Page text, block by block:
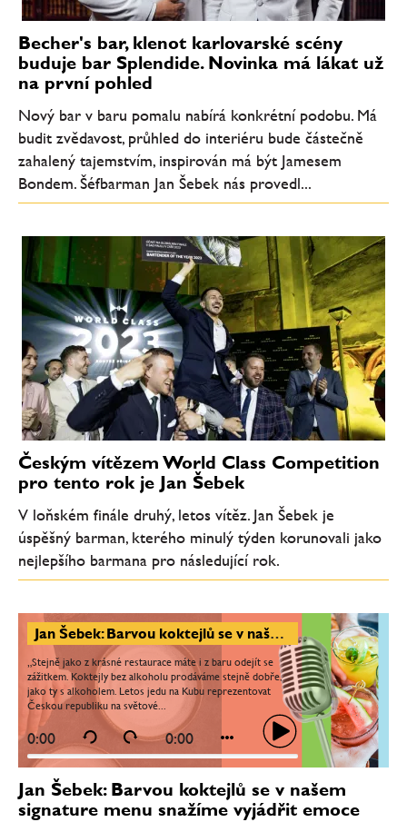
Becher's bar, klenot karlovarské scény
buduje bar Splendide. Novinka má lákat už
na první pohled
Nový bar v baru pomalu nabírá konkrétní podobu. Má
budit zvědavost, průhled do interiéru bude částečně
zahalený tajemstvím, inspirován má být Jamesem
Bondem. Šéfbarman Jan Šebek nás provedl...
Českým vítězem World Class Competition
pro tento rok je Jan Šebek
V loňském finále druhý, letos vítěz. Jan Šebek je
úspěšný barman, kterého minulý týden korunovali jako
nejlepšího barmana pro následující rok.
Jan Šebek: Barvou koktejlů se v našem signature menu snažíme vyjádřit emoce
„Stejně jako z krásné restaurace máte i z baru odejít se
zážitkem. Koktejly bez alkoholu prodáváme stejně dobře,
jako ty s alkoholem. Letos jedu na Kubu reprezentovat
Českou republiku na světové...
0:00 0:00
Jan Šebek: Barvou koktejlů se v našem
signature menu snažíme vyjádřit emoce